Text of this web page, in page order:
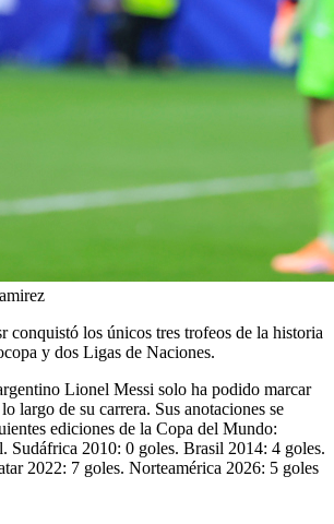
conquistó los únicos tres trofeos de la historia
y dos Ligas de Naciones.
Lionel Messi solo ha podido marcar
largo de su carrera. Sus anotaciones se
ediciones de la Copa del Mundo:
Sudáfrica 2010: 0 goles. Brasil 2014: 4 goles.
2022: 7 goles. Norteamérica 2026: 5 goles